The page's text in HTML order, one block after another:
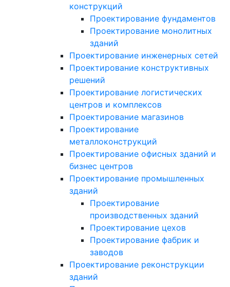
конструкций
Проектирование фундаментов
Проектирование монолитных
зданий
Проектирование инженерных сетей
Проектирование конструктивных
решений
Проектирование логистических
центров и комплексов
Проектирование магазинов
Проектирование
металлоконструкций
Проектирование офисных зданий и
бизнес центров
Проектирование промышленных
зданий
Проектирование
производственных зданий
Проектирование цехов
Проектирование фабрик и
заводов
Проектирование реконструкции
зданий